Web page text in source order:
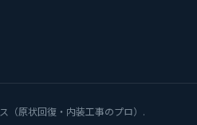
（原状回復・内装工事のプロ）.